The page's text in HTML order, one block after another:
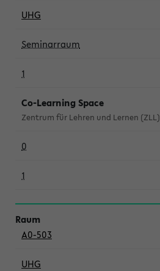
UHG
Seminarraum
1
Co-Learning Space
Zentrum für Lehren und Lernen (ZLL)
0
1
A0-503
UHG